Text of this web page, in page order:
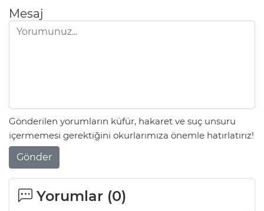
Mesaj
Gönderilen yorumların küfür, hakaret ve suç unsuru
içermemesi gerektiğini okurlarımıza önemle hatırlatırız!
Gönder
Yorumlar (0)